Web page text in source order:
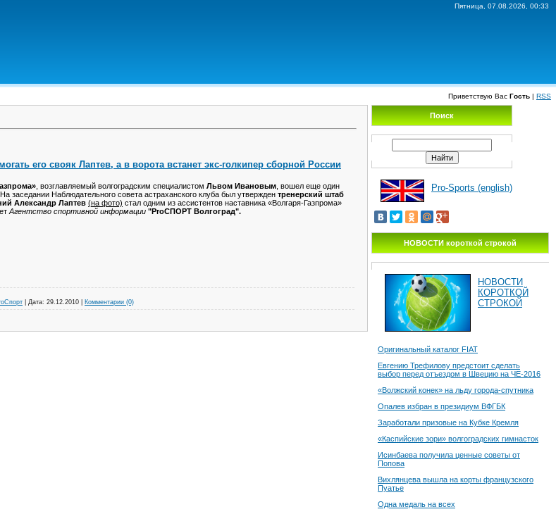
Пятница, 07.08.2026, 00:33
Приветствую Вас Гость | RSS
его свояк Лаптев, а в ворота встанет экс-голкипер сборной России
, возглавляемый волгоградским специалистом Львом Ивановым , вошел еще один
На заседании Наблюдательного совета астраханского клуба был утвержден тренерский штаб
Александр Лаптев (на фото) стал одним из ассистентов наставника «Волгаря-Газпрома»
Агентство спортивной информации "ProСПОРТ Волгоград".
Дата: 29.12.2010 Комментарии (0)
Поиск
Pro-Sports (english)
НОВОСТИ короткой строкой
НОВОСТИ
КОРОТКОЙ
СТРОКОЙ
Оригинальный каталог FIAT
Евгению Трефилову предстоит сделать
выбор перед отъездом в Швецию на ЧЕ-2016
«Волжский конек» на льду города-спутника
Опалев избран в президиум ВФГБК
Заработали призовые на Кубке Кремля
«Каспийские зори» волгоградских гимнасток
Исинбаева получила ценные советы от
Попова
Вихлянцева вышла на корты французского
Пуатье
Одна медаль на всех